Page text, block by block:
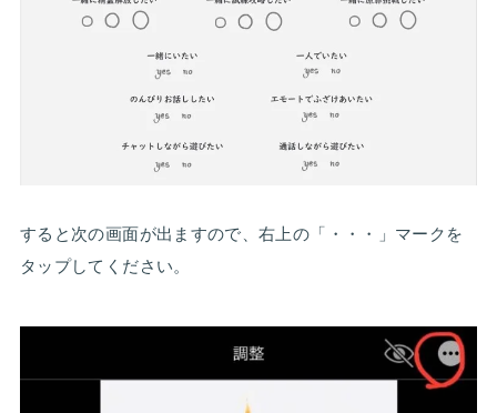
すると次の画面が出ますので、右上の「・・・」マークを
タップしてください。